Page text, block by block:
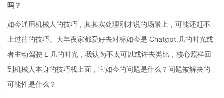
吗？
如今通用机械人的技巧，其其实处理刚才说的场景上，可能还赶不
上过往的技巧。大年夜家都爱好去对标如今是 Chatgpt.几的时光或
者主动驾驶 L 几的时光，我认为不太可以或许去类比，核心照样回
到机械人本身的技巧栈上面，它如今的问题是什么？问题被解决的
可能性是什么？